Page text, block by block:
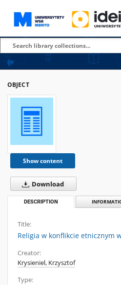
OBJECT
Show content
Download
DESCRIPTION
Title:
Religia w konflikcie etnicznym
Creator:
Krysieniel, Krzysztof
Type: